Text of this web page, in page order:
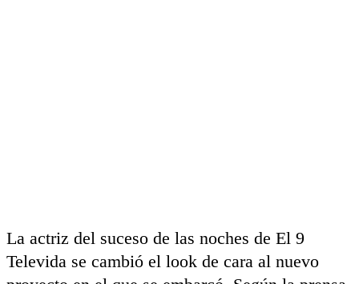
La actriz del suceso de las noches de El 9
Televida se cambió el look de cara al nuevo